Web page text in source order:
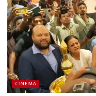
CINEMA